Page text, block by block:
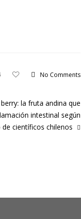
No Comments
la fruta andina que
intestinal según
de científicos chilenos